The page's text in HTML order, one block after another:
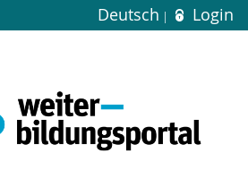
Deutsch Login